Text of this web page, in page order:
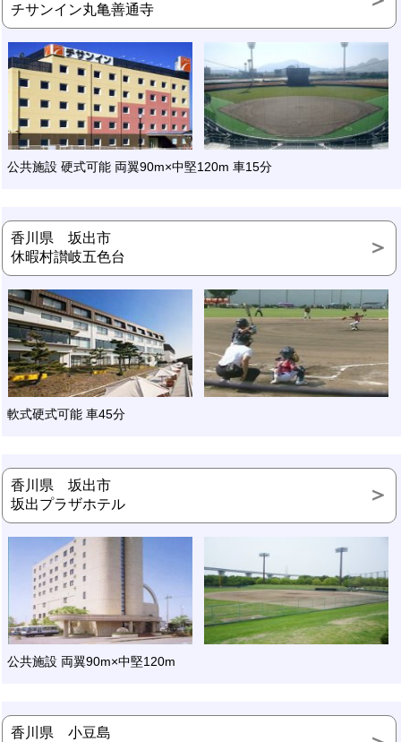
チサンイン丸亀善通寺
公共施設 硬式可能 両翼90m×中堅120m 車15分
香川県 坂出市
休暇村讃岐五色台
軟式硬式可能 車45分
香川県 坂出市
坂出プラザホテル
公共施設 両翼90m×中堅120m
香川県 小豆島